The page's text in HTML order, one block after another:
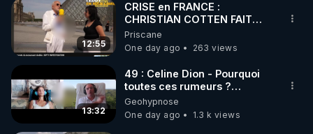
12:55
CRISE en FRANCE :
CHRISTIAN COTTEN FAIT
une étrange découverte
Priscane
One day ago
263 views
13:32
49 : Celine Dion - Pourquoi
toutes ces rumeurs ?
Enquête sous hypnose
Geohypnose
One day ago
1.3 k views